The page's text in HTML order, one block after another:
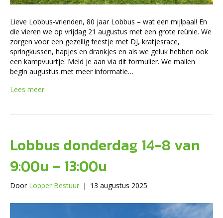
Lieve Lobbus-vrienden, 80 jaar Lobbus – wat een mijlpaal! En
die vieren we op vrijdag 21 augustus met een grote reünie. We
zorgen voor een gezellig feestje met DJ, kratjesrace,
springkussen, hapjes en drankjes en als we geluk hebben ook
een kampvuurtje. Meld je aan via dit formulier. We mailen
begin augustus met meer informatie…
Lees meer
Lobbus donderdag 14-8 van
9:00u – 13:00u
Door Lopper Bestuur | 13 augustus 2025